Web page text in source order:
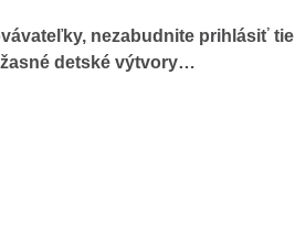
nezabudnite prihlásiť tie
detské výtvory…